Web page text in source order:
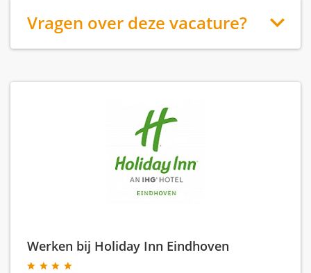
Vragen over deze vacature?
Werken bij Holiday Inn Eindhoven